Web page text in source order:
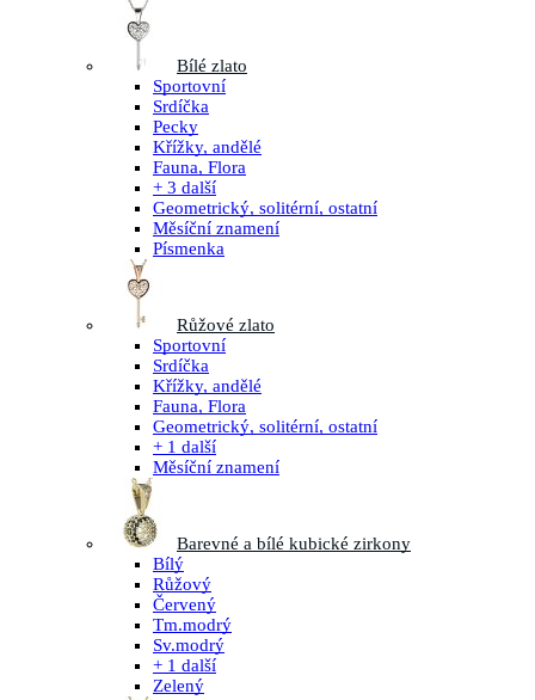
Bílé zlato
Sportovní
Srdíčka
Pecky
Křížky, andělé
Fauna, Flora
+ 3 další
Geometrický, solitérní, ostatní
Měsíční znamení
Písmenka
Růžové zlato
Sportovní
Srdíčka
Křížky, andělé
Fauna, Flora
Geometrický, solitérní, ostatní
+ 1 další
Měsíční znamení
Barevné a bílé kubické zirkony
Bílý
Růžový
Červený
Tm.modrý
Sv.modrý
+ 1 další
Zelený